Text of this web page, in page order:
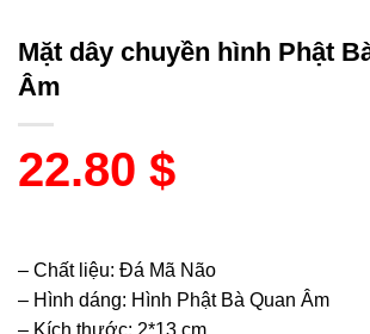
Mặt dây chuyền hình Phật
Âm
22.80 $
– Chất liệu: Đá Mã Não
– Hình dáng: Hình Phật Bà Quan Âm